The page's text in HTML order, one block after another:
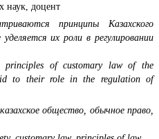
наук, доцент
принципы Казахского
их роли в регулировании
principles of customary law of the
to their role in the regulation of
общество, обычное право,